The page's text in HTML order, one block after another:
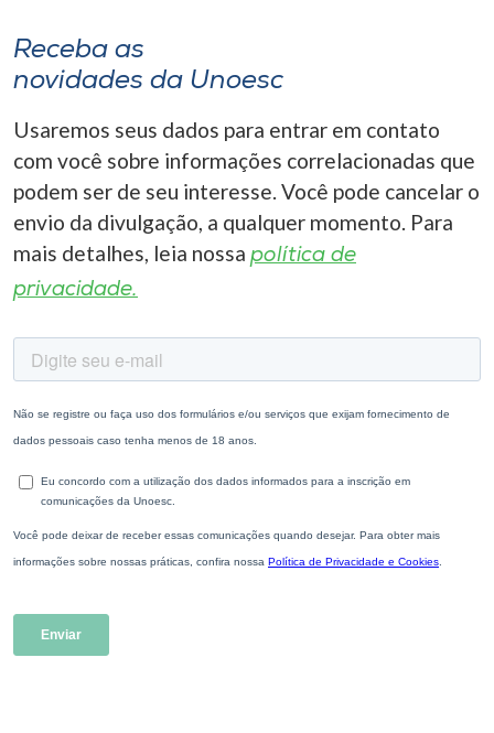
Receba as
novidades da Unoesc
Usaremos seus dados para entrar em contato
com você sobre informações correlacionadas que
podem ser de seu interesse. Você pode cancelar o
envio da divulgação, a qualquer momento. Para
mais detalhes, leia nossa política de
privacidade.